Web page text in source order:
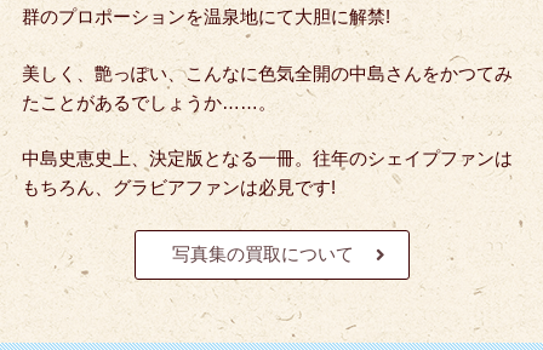
群のプロポーションを温泉地にて大胆に解禁!
美しく、艶っぽい、こんなに色気全開の中島さんをかつてみ
たことがあるでしょうか……。
中島史恵史上、決定版となる一冊。往年のシェイプファンは
もちろん、グラビアファンは必見です!
写真集の買取について